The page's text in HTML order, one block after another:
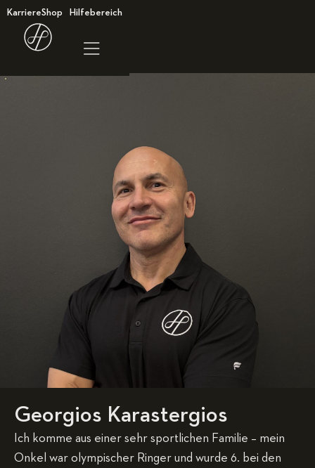
KarriereShop Hilfebereich
Georgios Karastergios
Ich komme aus einer sehr sportlichen Familie – mein
Onkel war olympischer Ringer und wurde 6. bei den